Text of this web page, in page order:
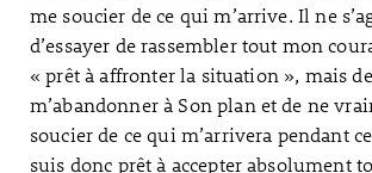
me soucier de ce qui m’arrive. Il ne
d’essayer de rassembler tout mon
« prêt à affronter la situation », mais de
m’abandonner à Son plan et de ne
soucier de ce qui m’arrivera pendant
suis donc prêt à accepter absolument